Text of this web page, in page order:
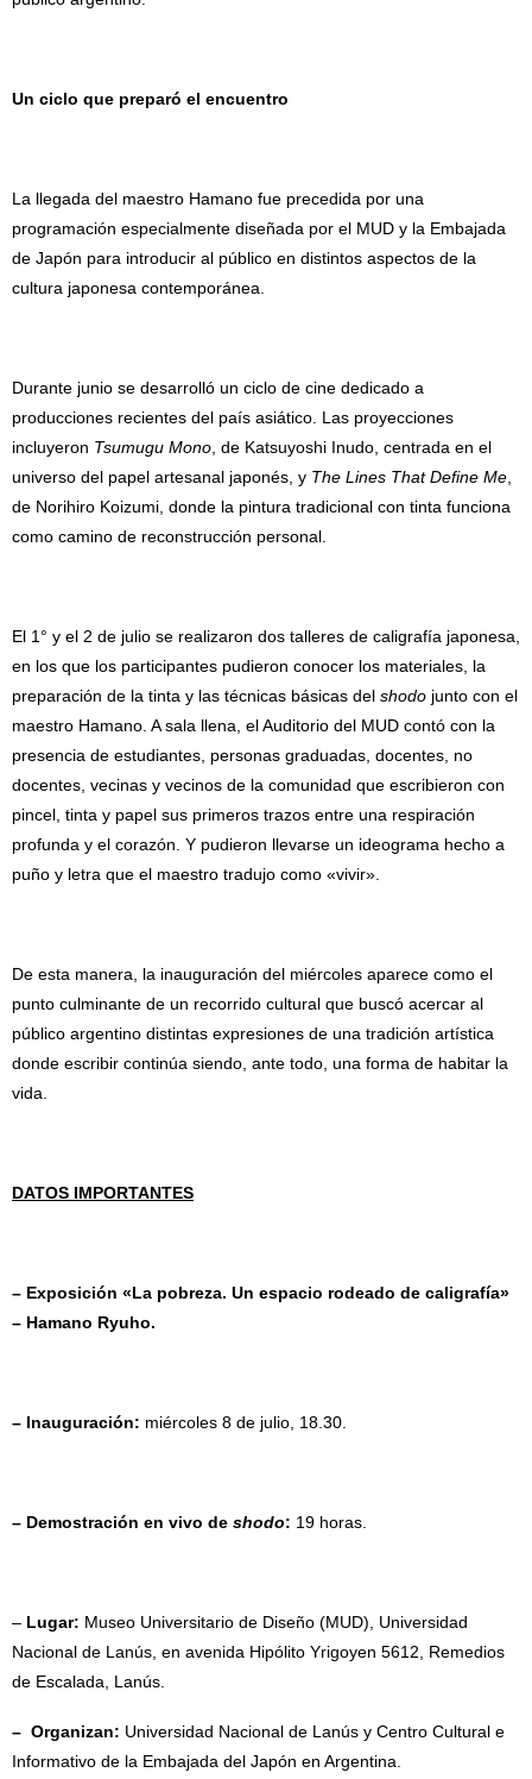
Un ciclo que preparó el encuentro
La llegada del maestro Hamano fue precedida por una
programación especialmente diseñada por el MUD y la Embajada
de Japón para introducir al público en distintos aspectos de la
cultura japonesa contemporánea.
Durante junio se desarrolló un ciclo de cine dedicado a
producciones recientes del país asiático. Las proyecciones
incluyeron Tsumugu Mono, de Katsuyoshi Inudo, centrada en el
universo del papel artesanal japonés, y The Lines That Define Me,
de Norihiro Koizumi, donde la pintura tradicional con tinta funciona
como camino de reconstrucción personal.
El 1° y el 2 de julio se realizaron dos talleres de caligrafía japonesa,
en los que los participantes pudieron conocer los materiales, la
preparación de la tinta y las técnicas básicas del shodo junto con el
maestro Hamano. A sala llena, el Auditorio del MUD contó con la
presencia de estudiantes, personas graduadas, docentes, no
docentes, vecinas y vecinos de la comunidad que escribieron con
pincel, tinta y papel sus primeros trazos entre una respiración
profunda y el corazón. Y pudieron llevarse un ideograma hecho a
puño y letra que el maestro tradujo como «vivir».
De esta manera, la inauguración del miércoles aparece como el
punto culminante de un recorrido cultural que buscó acercar al
público argentino distintas expresiones de una tradición artística
donde escribir continúa siendo, ante todo, una forma de habitar la
vida.
DATOS IMPORTANTES
– Exposición «La pobreza. Un espacio rodeado de caligrafía»
– Hamano Ryuho.
– Inauguración: miércoles 8 de julio, 18.30.
– Demostración en vivo de shodo: 19 horas.
– Lugar: Museo Universitario de Diseño (MUD), Universidad
Nacional de Lanús, en avenida Hipólito Yrigoyen 5612, Remedios
de Escalada, Lanús.
– Organizan: Universidad Nacional de Lanús y Centro Cultural e
Informativo de la Embajada del Japón en Argentina.